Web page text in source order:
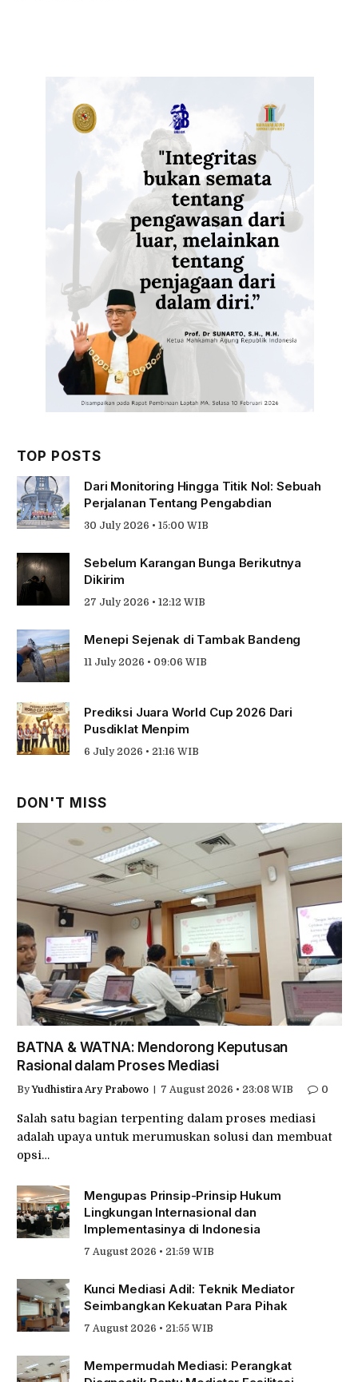
TOP POSTS
Dari Monitoring Hingga Titik Nol: Sebuah
Perjalanan Tentang Pengabdian
30 July 2026 • 15:00 WIB
Sebelum Karangan Bunga Berikutnya
Dikirim
27 July 2026 • 12:12 WIB
Menepi Sejenak di Tambak Bandeng
11 July 2026 • 09:06 WIB
Prediksi Juara World Cup 2026 Dari
Pusdiklat Menpim
6 July 2026 • 21:16 WIB
DON'T MISS
BATNA & WATNA: Mendorong Keputusan
Rasional dalam Proses Mediasi
By Yudhistira Ary Prabowo 7 August 2026 • 23:08 WIB 0
Salah satu bagian terpenting dalam proses mediasi
adalah upaya untuk merumuskan solusi dan membuat
opsi…
Mengupas Prinsip-Prinsip Hukum
Lingkungan Internasional dan
Implementasinya di Indonesia
7 August 2026 • 21:59 WIB
Kunci Mediasi Adil: Teknik Mediator
Seimbangkan Kekuatan Para Pihak
7 August 2026 • 21:55 WIB
Mempermudah Mediasi: Perangkat